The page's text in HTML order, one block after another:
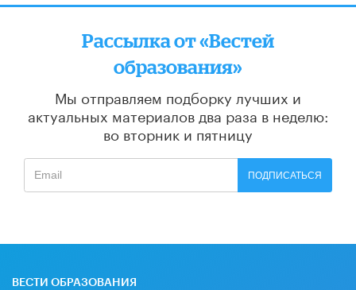
Рассылка от «Вестей
образования»
Мы отправляем подборку лучших и
актуальных материалов два раза в неделю:
во вторник и пятницу
ПОДПИСАТЬСЯ
ВЕСТИ ОБРАЗОВАНИЯ